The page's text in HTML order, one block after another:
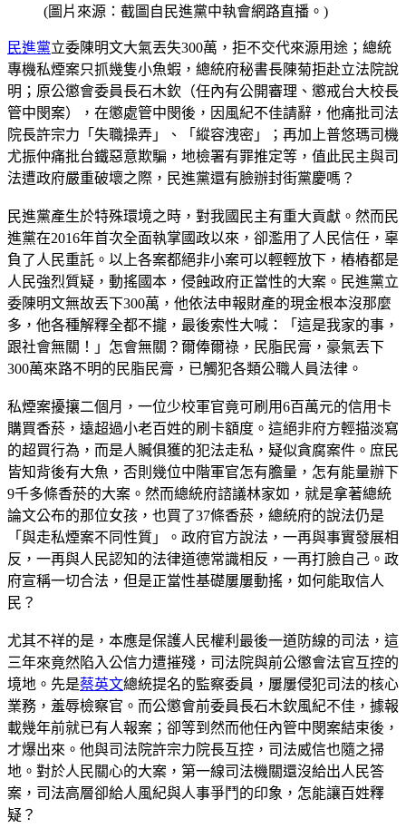
(圖片來源：截圖自民進黨中執會網路直播。)
民進黨立委陳明文大氣丟失300萬，拒不交代來源用途；總統
專機私煙案只抓幾隻小魚蝦，總統府秘書長陳菊拒赴立法院說
明；原公懲會委員長石木欽（任內有公開審理、懲戒台大校長
管中閔案），在懲處管中閔後，因風紀不佳請辭，他痛批司法
院長許宗力「失職操弄」、「縱容洩密」；再加上普悠瑪司機
尤振仲痛批台鐵惡意欺騙，地檢署有罪推定等，值此民主與司
法遭政府嚴重破壞之際，民進黨還有臉辦封街黨慶嗎？
民進黨產生於特殊環境之時，對我國民主有重大貢獻。然而民
進黨在2016年首次全面執掌國政以來，卻濫用了人民信任，辜
負了人民重託。以上各案都絕非小案可以輕輕放下，樁樁都是
人民強烈質疑，動搖國本，侵蝕政府正當性的大案。民進黨立
委陳明文無故丟下300萬，他依法申報財產的現金根本沒那麼
多，他各種解釋全都不攏，最後索性大喊：「這是我家的事，
跟社會無關！」怎會無關？爾俸爾祿，民脂民膏，豪氣丟下
300萬來路不明的民脂民膏，已觸犯各類公職人員法律。
私煙案擾攘二個月，一位少校軍官竟可刷用6百萬元的信用卡
購買香菸，遠超過小老百姓的刷卡額度。這絕非府方輕描淡寫
的超買行為，而是人贓俱獲的犯法走私，疑似貪腐案件。庶民
皆知背後有大魚，否則幾位中階軍官怎有膽量，怎有能量辦下
9千多條香菸的大案。然而總統府諮議林家如，就是拿著總統
論文公布的那位女孩，也買了37條香菸，總統府的說法仍是
「與走私煙案不同性質」。政府官方說法，一再與事實發展相
反，一再與人民認知的法律道德常識相反，一再打臉自己。政
府宣稱一切合法，但是正當性基礎屢屢動搖，如何能取信人
民？
尤其不祥的是，本應是保護人民權利最後一道防線的司法，這
三年來竟然陷入公信力遭摧殘，司法院與前公懲會法官互控的
境地。先是蔡英文總統提名的監察委員，屢屢侵犯司法的核心
業務，羞辱檢察官。而公懲會前委員長石木欽風紀不佳，據報
載幾年前就已有人報案；卻等到然而他任內管中閔案結束後，
才爆出來。他與司法院許宗力院長互控，司法威信也隨之掃
地。對於人民關心的大案，第一線司法機關還沒給出人民答
案，司法高層卻給人風紀與人事爭鬥的印象，怎能讓百姓釋
疑？